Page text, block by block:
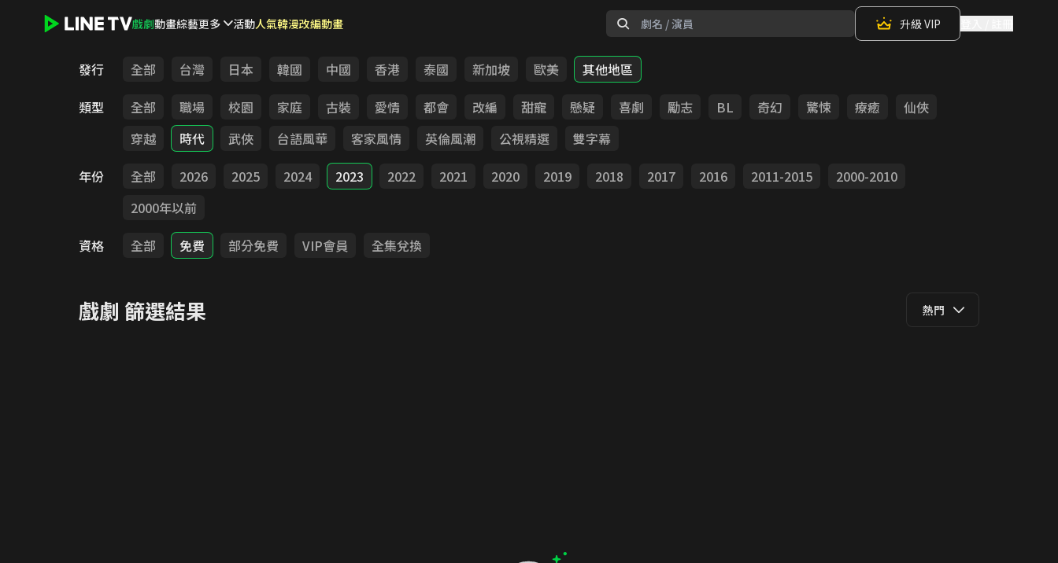
戲劇動畫綜藝更多 活動人氣韓漫改編動畫 升級 VIP
發行 全部 台灣 日本 韓國 中國 香港 泰國 新加坡 歐美
其他地區
類型
全部 職場 校園 家庭 古裝 愛情 都會 改編 甜寵 懸疑 喜劇 勵志 BL 奇幻 驚悚 療癒
仙俠
穿越
時代 武俠 台語風華 客家風情 英倫風潮 公視精選
雙字幕
年份
全部 2026 2025 2024 2023 2022 2021 2020 2019 2018 2017 2016 2011-2015
2000-2010
2000年以前
資格
全部 免費 部分免費 VIP會員 全集兌換
戲劇 篩選結果 熱門